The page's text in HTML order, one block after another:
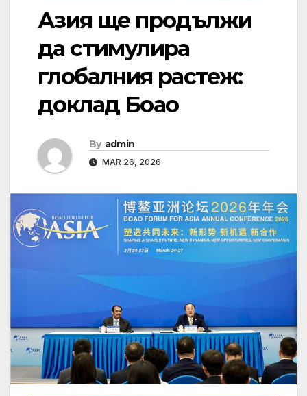
Азия ще продължи
да стимулира
глобалния растеж:
доклад Боао
By admin
MAR 26, 2026